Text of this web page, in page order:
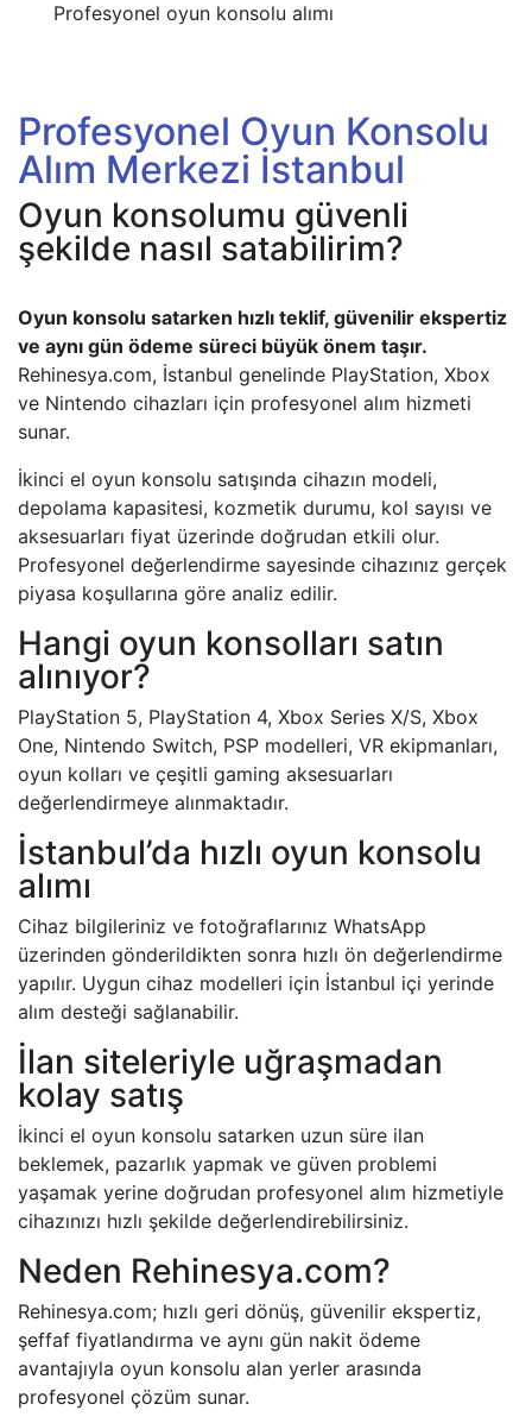
Profesyonel oyun konsolu alımı
Profesyonel Oyun Konsolu
Alım Merkezi İstanbul
Oyun konsolumu güvenli
şekilde nasıl satabilirim?
Oyun konsolu satarken hızlı teklif, güvenilir ekspertiz
ve aynı gün ödeme süreci büyük önem taşır.
Rehinesya.com, İstanbul genelinde PlayStation, Xbox
ve Nintendo cihazları için profesyonel alım hizmeti
sunar.
İkinci el oyun konsolu satışında cihazın modeli,
depolama kapasitesi, kozmetik durumu, kol sayısı ve
aksesuarları fiyat üzerinde doğrudan etkili olur.
Profesyonel değerlendirme sayesinde cihazınız gerçek
piyasa koşullarına göre analiz edilir.
Hangi oyun konsolları satın
alınıyor?
PlayStation 5, PlayStation 4, Xbox Series X/S, Xbox
One, Nintendo Switch, PSP modelleri, VR ekipmanları,
oyun kolları ve çeşitli gaming aksesuarları
değerlendirmeye alınmaktadır.
İstanbul’da hızlı oyun konsolu
alımı
Cihaz bilgileriniz ve fotoğraflarınız WhatsApp
üzerinden gönderildikten sonra hızlı ön değerlendirme
yapılır. Uygun cihaz modelleri için İstanbul içi yerinde
alım desteği sağlanabilir.
İlan siteleriyle uğraşmadan
kolay satış
İkinci el oyun konsolu satarken uzun süre ilan
beklemek, pazarlık yapmak ve güven problemi
yaşamak yerine doğrudan profesyonel alım hizmetiyle
cihazınızı hızlı şekilde değerlendirebilirsiniz.
Neden Rehinesya.com?
Rehinesya.com; hızlı geri dönüş, güvenilir ekspertiz,
şeffaf fiyatlandırma ve aynı gün nakit ödeme
avantajıyla oyun konsolu alan yerler arasında
profesyonel çözüm sunar.